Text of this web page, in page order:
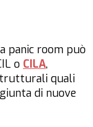
panic room può
o CILA,
quali
di nuove